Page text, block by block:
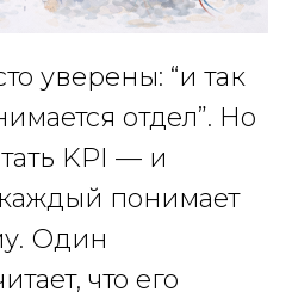
уверены: “и так
отдел”. Но
KPI — и
каждый понимает
Один
что его